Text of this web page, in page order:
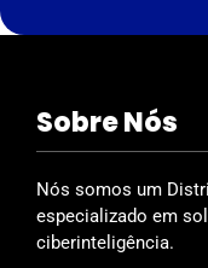
s
e
l
d
e
m
Sobre Nós
Nós somos um
especializado em
ciberinteligência.